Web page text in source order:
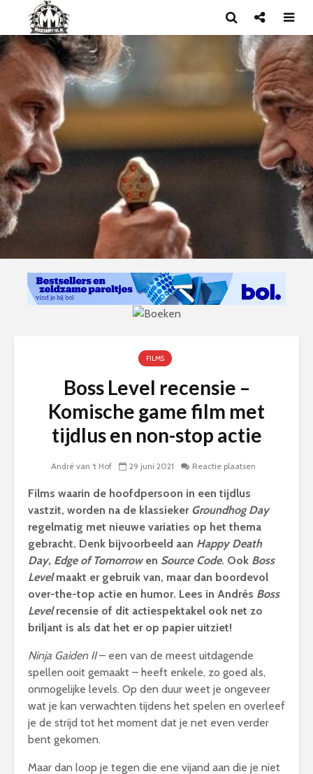
FILMS
Boss Level recensie –
Komische game film met
tijdlus en non-stop actie
André van 't Hof 29 juni 2021 Reactie plaatsen
Films waarin de hoofdpersoon in een tijdlus
vastzit, worden na de klassieker Groundhog Day
regelmatig met nieuwe variaties op het thema
gebracht. Denk bijvoorbeeld aan Happy Death
Day, Edge of Tomorrowen Source Code. Ook Boss
Levelmaakt er gebruik van, maar dan boordevol
over-the-top actie en humor. Lees in Andrés Boss
Levelrecensie of dit actiespektakel ook net zo
briljant is als dat het er op papier uitziet!
Ninja Gaiden II– een van de meest uitdagende
spellen ooit gemaakt – heeft enkele, zo goed als,
onmogelijke levels. Op den duur weet je ongeveer
wat je kan verwachten tijdens het spelen en overleef
je de strijd tot het moment dat je net even verder
bent gekomen.
Maar dan loop je tegen die ene vijand aan die je niet